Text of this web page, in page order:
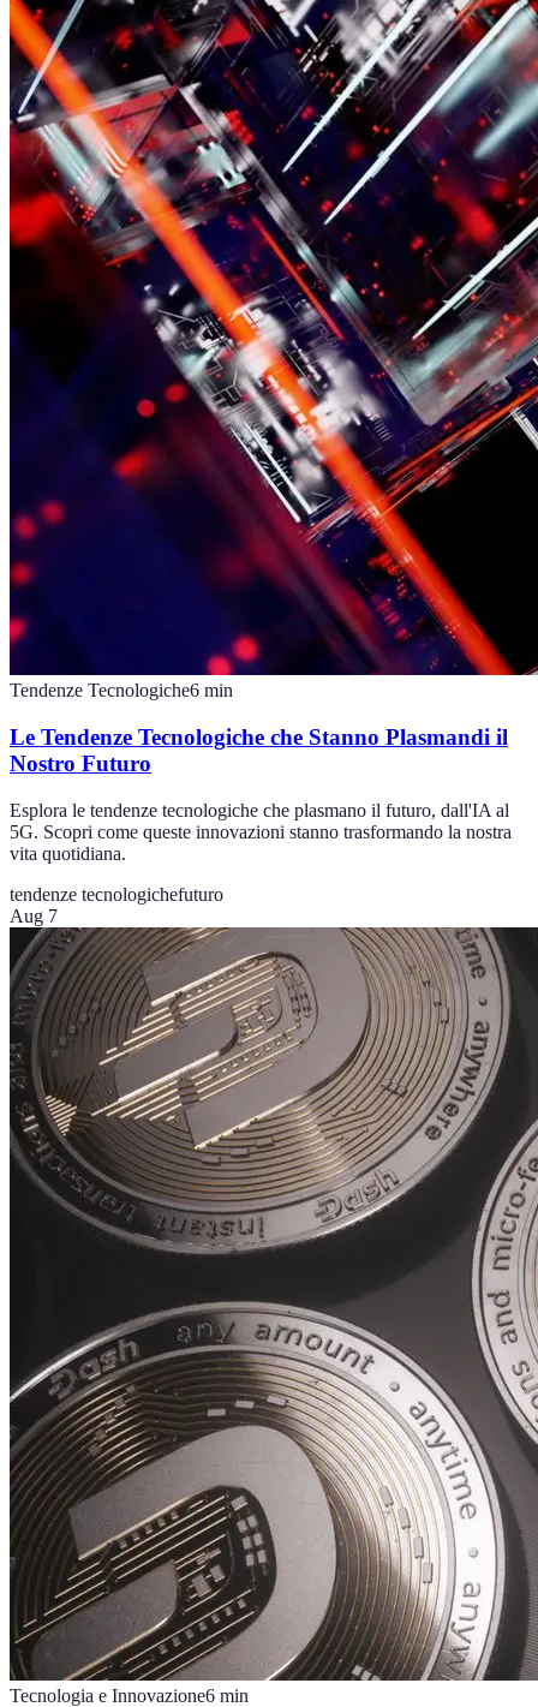
Tendenze Tecnologiche6 min
Le Tendenze Tecnologiche che Stanno Plasmandi il
Nostro Futuro
Esplora le tendenze tecnologiche che plasmano il futuro, dall'IA al
5G. Scopri come queste innovazioni stanno trasformando la nostra
vita quotidiana.
tendenze tecnologichefuturo
Aug 7
Tecnologia e Innovazione6 min